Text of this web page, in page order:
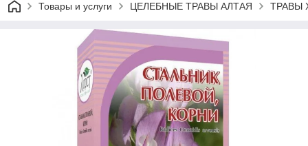
Товары и услуги ЦЕЛЕБНЫЕ ТРАВЫ АЛТАЯ ТРАВЫ